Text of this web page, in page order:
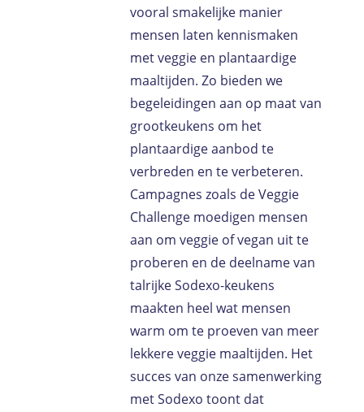
vooral smakelijke manier
mensen laten kennismaken
met veggie en plantaardige
maaltijden. Zo bieden we
begeleidingen aan op maat van
grootkeukens om het
plantaardige aanbod te
verbreden en te verbeteren.
Campagnes zoals de Veggie
Challenge moedigen mensen
aan om veggie of vegan uit te
proberen en de deelname van
talrijke Sodexo-keukens
maakten heel wat mensen
warm om te proeven van meer
lekkere veggie maaltijden. Het
succes van onze samenwerking
met Sodexo toont dat